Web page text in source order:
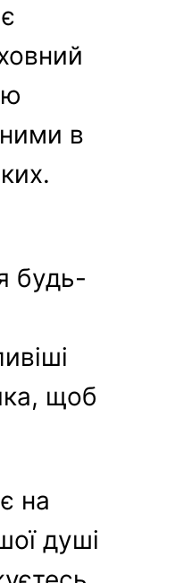
в
будь-
щоб
на
душі